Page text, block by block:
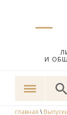
И
главная \